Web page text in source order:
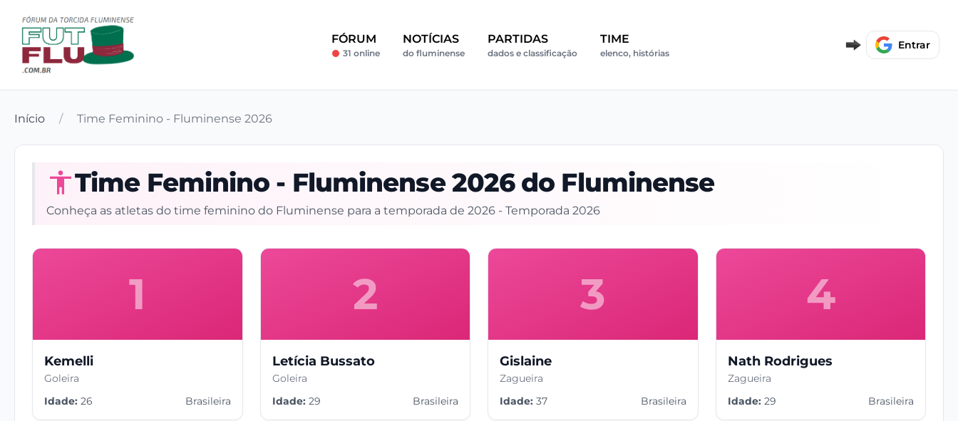
FÓRUM
31 online
NOTÍCIAS
do fluminense
PARTIDAS
dados e classificação
TIME
elenco, histórias
Entrar
Início / Time Feminino - Fluminense 2026
Time Feminino - Fluminense 2026 do Fluminense
Conheça as atletas do time feminino do Fluminense para a temporada de 2026 - Temporada 2026
1
Kemelli
Goleira
Idade: 26 Brasileira
2
Letícia Bussato
Goleira
Idade:29 Brasileira
3
Gislaine
Zagueira
Idade: 37 Brasileira
4
Nath Rodrigues
Zagueira
Idade:29 Brasileira